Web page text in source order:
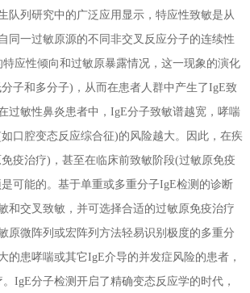
列研究中的广泛应用显示，特应性致敏是从
同一过敏原源的不同非交叉反应分子的连续性
应性倾向和过敏原暴露情况，这一现象的演化
子和多分子)，从而在患者人群中产生了IgE致
过敏性鼻炎患者中，IgE分子致敏谱越宽，哮喘
口腔变态反应综合征)的风险越大。因此，在疾
疫治疗)，甚至在临床前致敏阶段(过敏原免疫
可能的。基于单重或多重分子IgE检测的诊断
和交叉致敏，并可选择合适的过敏原免疫治疗
原微阵列或宏阵列方法轻易识别极度的多重分
的患哮喘或其它IgE介导的并发症风险的患者，
IgE分子检测开启了精确变态反应学的时代，
产品专属设备--高通量全自动免疫印迹仪及判读软件